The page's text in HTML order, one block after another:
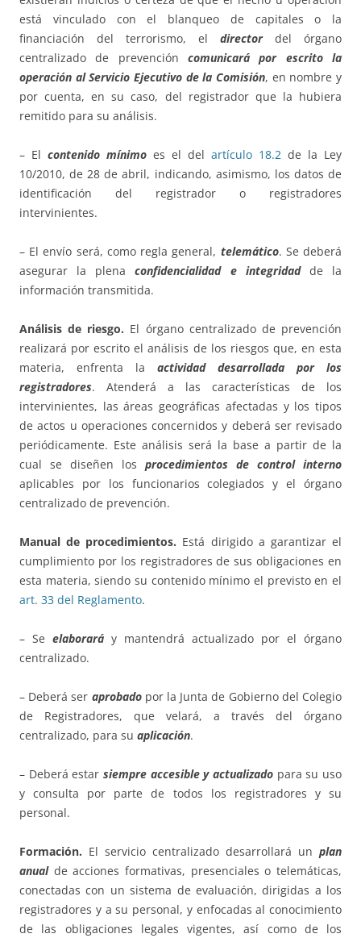
está vinculado con el blanqueo de capitales o la
financiación del terrorismo, el directordel órgano
centralizado de prevención comunicará por escrito la
operación al Servicio Ejecutivo de la Comisión, en nombre y
por cuenta, en su caso, del registrador que la hubiera
remitido para su análisis.
– El contenido mínimo es el del artículo 18.2 de la Ley
10/2010, de 28 de abril, indicando, asimismo, los datos de
identificación del registrador o registradores
intervinientes.
– El envío será, como regla general, telemático. Se deberá
asegurar la plenaconfidencialidad e integridadde la
información transmitida.
Análisis de riesgo. El órgano centralizado de prevención
realizará por escrito el análisis de los riesgos que, en esta
materia, enfrenta la actividad desarrollada por los
registradores. Atenderá a las características de los
intervinientes, las áreas geográficas afectadas y los tipos
de actos u operaciones concernidos y deberá ser revisado
periódicamente. Este análisis será la base a partir de la
cual se diseñen los procedimientos de control interno
aplicables por los funcionarios colegiados y el órgano
centralizado de prevención.
Manual de procedimientos. Está dirigido a garantizar el
cumplimiento por los registradores de sus obligaciones en
esta materia, siendo su contenido mínimo el previsto en el
art. 33 del Reglamento.
– Se elaborará y mantendrá actualizado por el órgano
centralizado.
– Deberá ser aprobadopor la Junta de Gobierno del Colegio
de Registradores, que velará, a través del órgano
centralizado, para su aplicación.
– Deberá estar siempre accesible y actualizado para su uso
y consulta por parte de todos los registradores y su
personal.
Formación. El servicio centralizado desarrollará un plan
anualde acciones formativas, presenciales o telemáticas,
conectadas con un sistema de evaluación, dirigidas a los
registradores y a su personal, y enfocadas al conocimiento
de las obligaciones legales vigentes, así como de los